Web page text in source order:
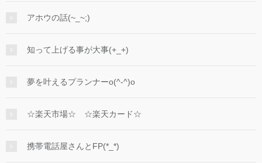
アホウの話(~_~;)
知って上げる事が大事(+_+)
夢を叶えるプランナーo(^-^)o
☆楽天市場☆ ☆楽天カード☆
携帯電話屋さんとFP(*_*)